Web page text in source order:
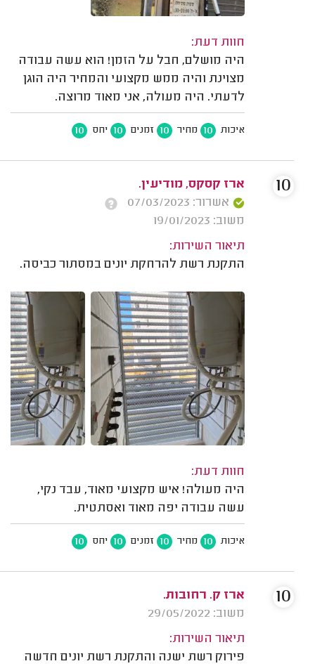
חוות דעת:
היה מושלם, חבל על הזמן! הוא עשה עבודה
מצוינת והיה ממש מקצועי והמחיר היה הוגן
לדעתי. היה מעולה, אני מאוד מרוצה.
איכות 10 מחיר 10 זמנים 10 יחס 10
ארז קסקס, מודיעין.
אשרור: 07/03/2023
משוב: 19/01/2023
תיאור השירות:
התקנת רשת להרחקת יונים במסתור כביסה.
חוות דעת:
היה מעולה! איש מקצועי מאוד, עבד נקי,
עשה עבודה יפה מאוד ואסתטית.
איכות 10 מחיר 10 זמנים 10 יחס 10
10
ארז ק. רחובות.
משוב: 29/05/2022
תיאור השירות:
פירוק רשת ישנה והתקנת רשת יונים חדשה
10